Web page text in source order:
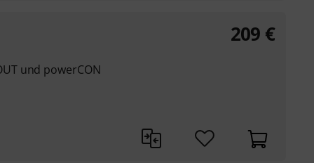
und powerCON
209 €